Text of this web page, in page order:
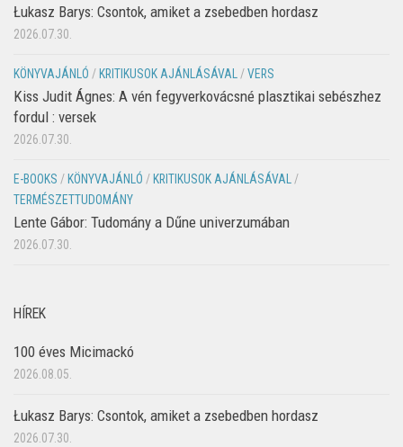
Łukasz Barys: Csontok, amiket a zsebedben hordasz
2026.07.30.
KÖNYVAJÁNLÓ / KRITIKUSOK AJÁNLÁSÁVAL /VERS
Kiss Judit Ágnes: A vén fegyverkovácsné plasztikai sebészhez
fordul : versek
2026.07.30.
E-BOOKS / KÖNYVAJÁNLÓ / KRITIKUSOK AJÁNLÁSÁVAL
/
TERMÉSZETTUDOMÁNY
Lente Gábor: Tudomány a Dűne univerzumában
2026.07.30.
HÍREK
100 éves Micimackó
2026.08.05.
Łukasz Barys: Csontok, amiket a zsebedben hordasz
2026.07.30.